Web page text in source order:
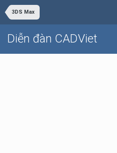
3DS Max
Diễn đàn CADViet